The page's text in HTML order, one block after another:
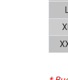
XL